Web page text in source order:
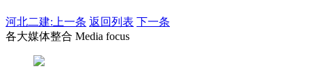
河北二建: 上一条 返回列表 下一条
各大媒体整合 Media focus